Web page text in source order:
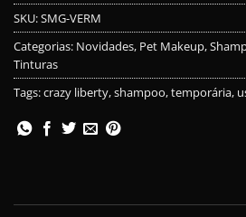
SKU:SMG-VERM
Categorias: Novidades, Pet Makeup,
Tinturas
Tags:crazy liberty,shampoo,temporária,